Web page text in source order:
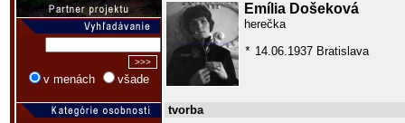
v menách všade
Emília Došeková
herečka
* 14.06.1937 Bratislava
tvorba